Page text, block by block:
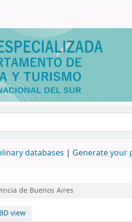
databases | Generate your
de Buenos Aires
view